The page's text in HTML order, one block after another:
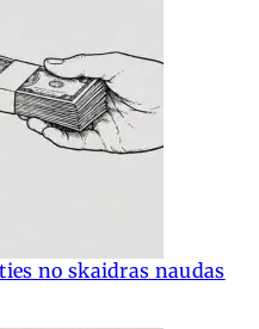
no skaidras naudas